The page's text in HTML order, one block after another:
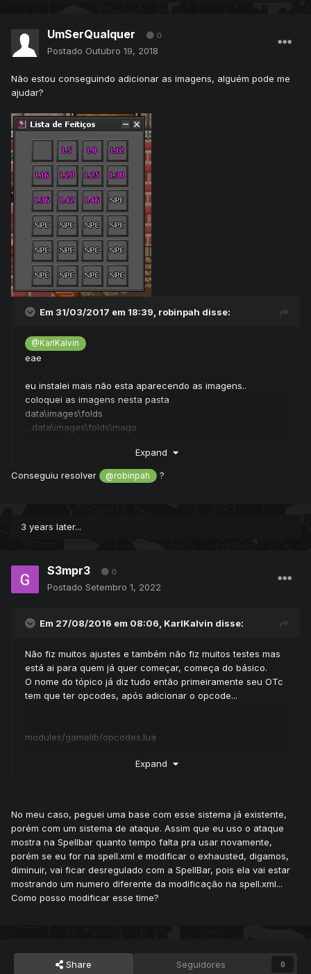
UmSerQualquer 0
Postado Outubro 19, 2018
Não estou conseguindo adicionar as imagens, alguém pode me
ajudar?
Em 31/03/2017 em 18:39, robinpah disse:
@KarlKalvin
eae
eu instalei mais não esta aparecendo as imagens..
coloquei as imagens nesta pasta
data\images\folds
.. data\images\folds\mago
Expand
Conseguiu resolver @robinpah ?
3 years later...
S3mpr3 0
Postado Setembro 1, 2022
Em 27/08/2016 em 08:06, KarlKalvin disse:
Não fiz muitos ajustes e também não fiz muitos testes mas
está ai para quem já quer começar, começa do básico.
O nome do tópico já diz tudo então primeiramente seu OTc
tem que ter opcodes, após adicionar o opcode...
modules/gamelib/opcodes.lua
Após isso vá até a pasta modules e crie uma pasta
chamada game_spellm nela você vai ter que criar 4
arquivos 1ª:
Expand
No meu caso, peguei uma base com esse sistema já existente,
porém com um sistema de ataque. Assim que eu uso o ataque
mostra na Spellbar quanto tempo falta pra usar novamente,
porém se eu for na spell.xml e modificar o exhausted, digamos,
diminuir, vai ficar desregulado com a SpellBar, pois ela vai estar
mostrando um numero diferente da modificação na spell.xml...
Como posso modificar esse time?
Share Seguidores 0